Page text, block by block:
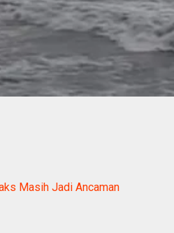
Masih Jadi Ancaman